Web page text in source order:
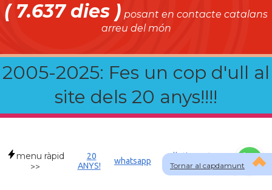
( 7.637 dies ) posant en contacte catalans
arreu del món
2005-2025: Fes un cop d'ull al
site dels 20 anys!!!!
Tornar al capdamunt
menu ràpid
>>
20
ANYS!
whatsapp
Allotjament a
DEU